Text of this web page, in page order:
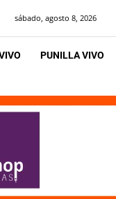
sábado, agosto 8, 2026
PUNILLA VIVO